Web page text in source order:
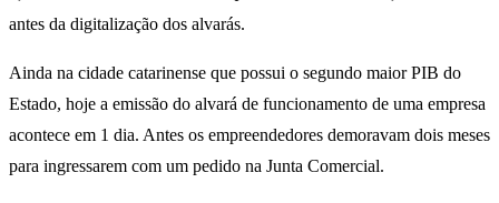
antes da digitalização dos alvarás.
Ainda na cidade catarinense que possui o segundo maior PIB do
Estado, hoje a emissão do alvará de funcionamento de uma empresa
acontece em 1 dia. Antes os empreendedores demoravam dois meses
para ingressarem com um pedido na Junta Comercial.